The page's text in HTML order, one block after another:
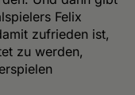
Felix
zufrieden ist,
zu werden,